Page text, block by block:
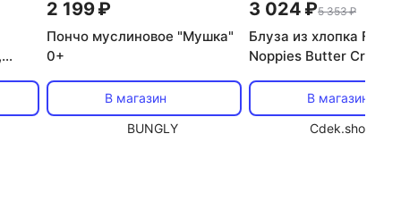
2 199 ₽
Пончо муслиновое "Мушка"
0+
В магазин
BUNGLY
3 024 ₽5 353 ₽
Блуза из хлопка
Noppies Butter Cream,
В магазин
Cdek.shopping